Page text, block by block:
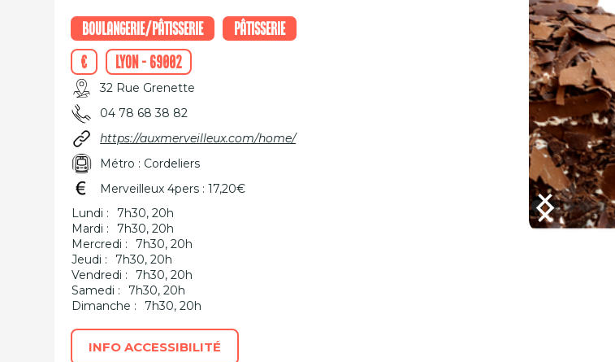
Boulangerie/Pâtisserie
Pâtisserie
€
Lyon - 69002
32 Rue Grenette
04 78 68 38 82
https://auxmerveilleux.com/home/
Métro : Cordeliers
Merveilleux 4pers : 17,20€
Lundi :
7h30, 20h
Mardi :
7h30, 20h
Mercredi :
7h30, 20h
Jeudi :
7h30, 20h
Vendredi :
7h30, 20h
Samedi :
7h30, 20h
Dimanche :
7h30, 20h
INFO ACCESSIBILITÉ